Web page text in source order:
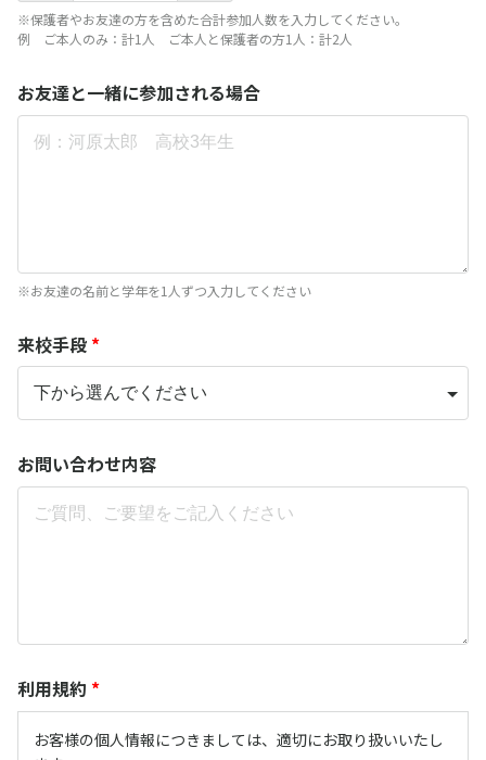
※保護者やお友達の方を含めた合計参加人数を入力してください。
例 ご本人のみ：計1人 ご本人と保護者の方1人：計2人
お友達と一緒に参加される場合
※お友達の名前と学年を1人ずつ入力してください
来校手段 *
お問い合わせ内容
利用規約 *
お客様の個人情報につきましては、適切にお取り扱いいたし